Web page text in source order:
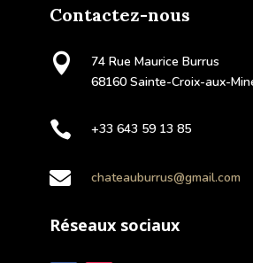
Contactez-nous

74 Rue Maurice Burrus
68160 Sainte-Croix-aux-
 +33 643 59 13 85
 chateauburrus@gmail.com
Réseaux sociaux